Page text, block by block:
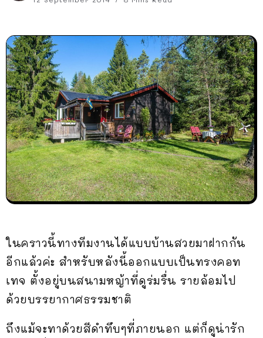
ในคราวนี้ทางทีมงานได้แบบบ้านสวยมาฝากกัน
อีกแล้วค่ะ สำหรับหลังนี้ออกแบบเป็นทรงคอท
เทจ ตั้งอยู่บนสนามหญ้าที่ดูร่มรื่น รายล้อมไป
ด้วยบรรยากาศธรรมชาติ
ถึงแม้จะทาด้วยสีดำทึบๆที่ภายนอก แต่ก็ดูน่ารัก